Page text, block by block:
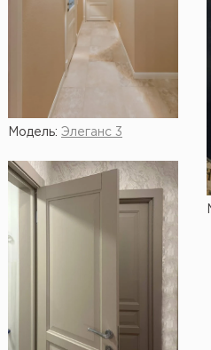
Модель: Элеганс 3